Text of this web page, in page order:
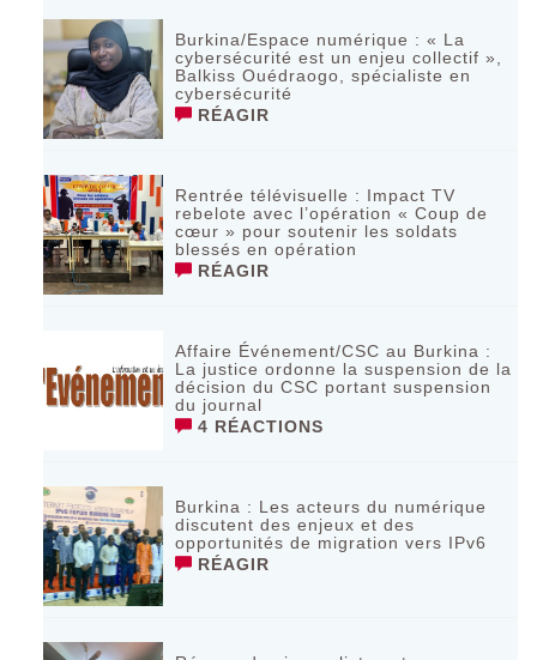
Burkina/Espace numérique : « La
cybersécurité est un enjeu collectif »,
Balkiss Ouédraogo, spécialiste en
cybersécurité
RÉAGIR
Rentrée télévisuelle : Impact TV
rebelote avec l’opération « Coup de
cœur » pour soutenir les soldats
blessés en opération
RÉAGIR
Affaire Événement/CSC au Burkina :
La justice ordonne la suspension de la
décision du CSC portant suspension
du journal
4 RÉACTIONS
Burkina : Les acteurs du numérique
discutent des enjeux et des
opportunités de migration vers IPv6
RÉAGIR